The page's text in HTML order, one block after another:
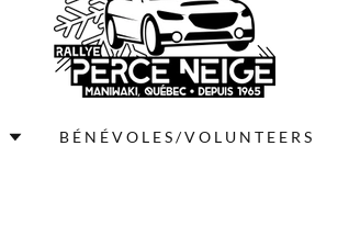
BÉNÉVOLES/VOLUNTEERS